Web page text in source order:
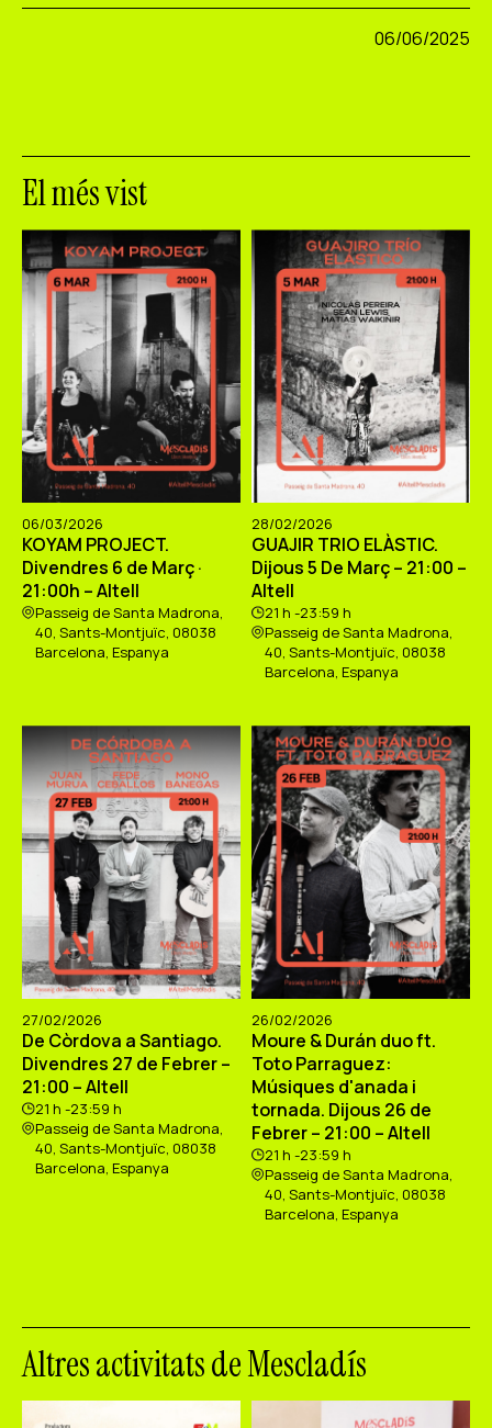
06/06/2025
El més vist
06/03/2026
KOYAM PROJECT.
Divendres 6 de Març ·
21:00h – Altell
Passeig de Santa Madrona,
40, Sants-Montjuïc, 08038
Barcelona, Espanya
28/02/2026
GUAJIR TRIO ELÀSTIC.
Dijous 5 De Març – 21:00 –
Altell
21 h -23:59 h
Passeig de Santa Madrona,
40, Sants-Montjuïc, 08038
Barcelona, Espanya
27/02/2026
De Còrdova a Santiago.
Divendres 27 de Febrer –
21:00 – Altell
21 h -23:59 h
Passeig de Santa Madrona,
40, Sants-Montjuïc, 08038
Barcelona, Espanya
26/02/2026
Moure & Durán duo ft.
Toto Parraguez:
Músiques d'anada i
tornada. Dijous 26 de
Febrer – 21:00 – Altell
21 h -23:59 h
Passeig de Santa Madrona,
40, Sants-Montjuïc, 08038
Barcelona, Espanya
Altres activitats de Mescladís